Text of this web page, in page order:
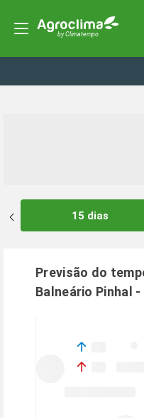
15 dias
Previsão do
Balneário Pinhal -